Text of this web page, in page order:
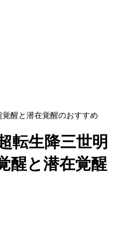
醒と潜在覚醒のおすすめ
転生降三世明
醒と潜在覚醒